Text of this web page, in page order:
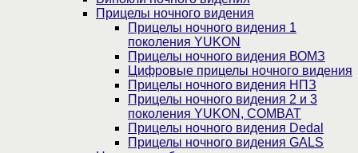
Прицелы ночного видения
Прицелы ночного видения 1
поколения YUKON
Прицелы ночного видения ВОМЗ
Цифровые прицелы ночного видения
Прицелы ночного видения НПЗ
Прицелы ночного видения 2 и 3
поколения YUKON, COMBAT
Прицелы ночного видения Dedal
Прицелы ночного видения GALS